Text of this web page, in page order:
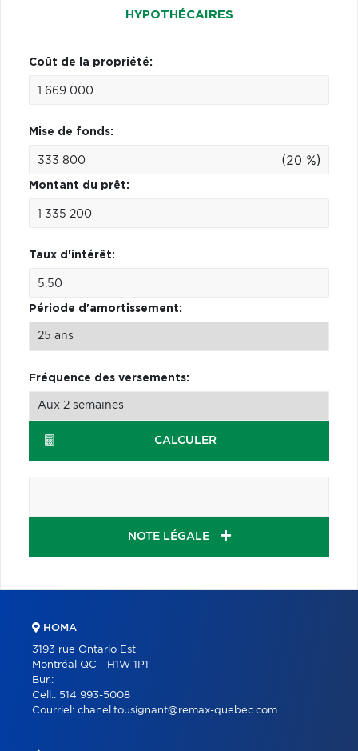
HYPOTHÉCAIRES
Coût de la propriété:
Mise de fonds:
(20 %)
Montant du prêt:
Taux d'intérêt:
Période d'amortissement:
Fréquence des versements:
CALCULER
NOTE LÉGALE
HOMA
3193 rue Ontario Est
Montréal QC - H1W 1P1
Bur.:
Cell.: 514 993-5008
Courriel: chanel.tousignant@remax-quebec.com